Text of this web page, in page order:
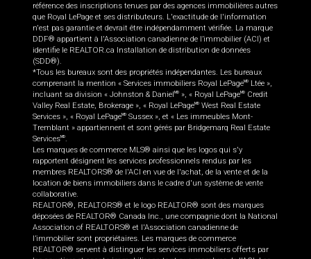
référence des inscriptions tenues par des agences immobilières autres
que Royal LePage et ses distributeurs. L'exactitude de l'information
n'est pas garantie et devrait être indépendamment vérifiée. La marque
DDF® appartient à l'Association canadienne de l’immobilier (ACI) et
identifie le REALTOR.ca Installation de distribution de données
(SDD®).
*Tous les bureaux sont des propriétés indépendantes. Les bureaux
comprenant la mention « Services immobiliers Royal LePageMD
Ltée »,
incluant sa division « Johnston & DanielMD », « Royal LePageMD
Credit
Valley Real Estate, Brokerage », « Royal LePageMD West Real Estate
Services », « Royal LePageMD Sussex », et « Les immeubles Mont-
Tremblant » appartiennent et sont gérés par Bridgemarq Real Estate
ServicesMD.
Les marques de commerce MLS® ainsi que les logos qui s'y
rapportent désignent les services professionnels rendus par les
membres REALTORS® de l'ACI en vue de l'achat, de la vente et de la
location de biens immobiliers dans le cadre d'un système de vente
collaborative.
REALTOR®, REALTORS® et le logo REALTOR® sont des marques
déposées de REALTOR® Canada Inc., une compagnie dont la National
Association of REALTORS® et l'Association canadienne de
l’immobilier sont propriétaires. Les marques de commerce
REALTOR® servent à distinguer les services immobiliers offerts par